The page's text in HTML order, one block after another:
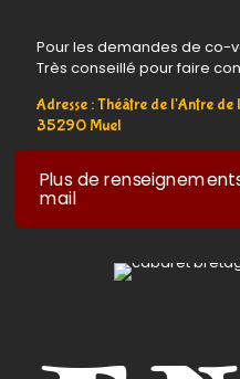
Pour les demandes de co-
Très conseillé pour faire
Adresse : Théâtre de l'Antre
35290 Muel
Plus de
mail